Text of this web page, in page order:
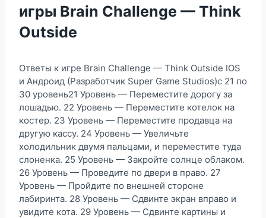
игры Brain Challenge — Think
Outside
Ответы к игре Brain Challenge — Think Outside IOS
и Андроид (Разработчик Super Game Studios)с 21 по
30 уровень21 Уровень — Переместите дорогу за
лошадью. 22 Уровень — Переместите котелок на
костер. 23 Уровень — Переместите продавца на
другую кассу. 24 Уровень — Увеличьте
холодильник двумя пальцами, и переместите туда
слоненка. 25 Уровень — Закройте солнце облаком.
26 Уровень — Проведите по двери в право. 27
Уровень — Пройдите по внешней стороне
лабиринта. 28 Уровень — Сдвинте экран вправо и
увидите кота. 29 Уровень — Сдвинте картины и